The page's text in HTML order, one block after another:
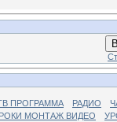
ПРОГРАММА РАДИО
МОНТАЖ ВИДЕО